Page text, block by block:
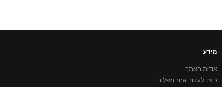
מידע
אודות האתר
כיצד לעקוב אחר משלוח